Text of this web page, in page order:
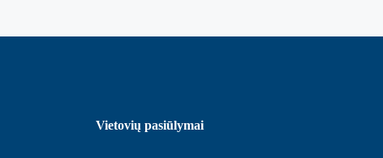
Vietovių pasiūlymai